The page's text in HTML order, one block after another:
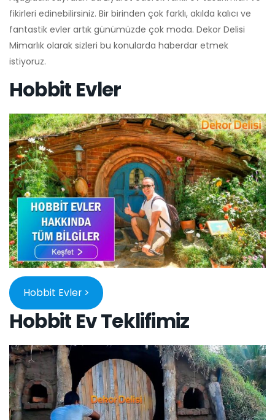
fikirleri edinebilirsiniz. Bir birinden çok farklı, akılda kalıcı ve
fantastik evler artık günümüzde çok moda. Dekor Delisi
Mimarlık olarak sizleri bu konularda haberdar etmek
istiyoruz.
Hobbit Evler
Hobbit Evler >
Hobbit Ev Teklifimiz